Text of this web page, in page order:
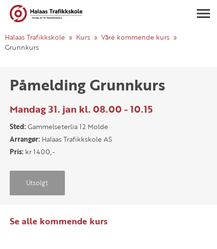
Halaas Trafikkskole Kurs
Våre kommende kurs
Grunnkurs
Påmelding Grunnkurs
Mandag 31. jan kl. 08.00 - 10.15
Sted:Gammelseterlia 12 Molde
Arrangør: Halaas Trafikkskole AS
Pris: kr 1400,-
Utsolgt
Se alle kommende kurs